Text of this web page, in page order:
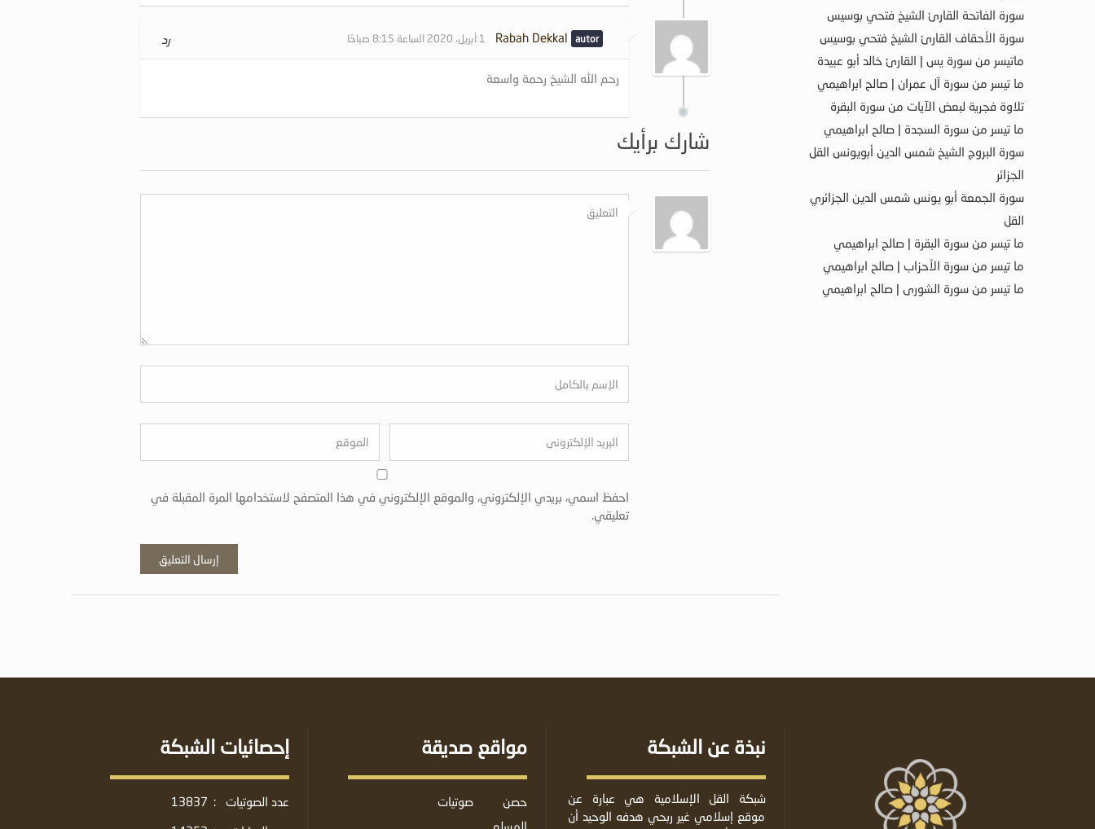
Rabah Dekkal 1 أبريل، 2020 الساعة 8:15 صباحًا رد
رحم الله الشيخ رحمة واسعة
شارك برأيك
احفظ اسمي، بريدي الإلكتروني، والموقع الإلكتروني في هذا المتصفح لاستخدامها المرة المقبلة في
تعليقي.
سورة الفاتحة القارئ الشيخ فتحي بوسيس
سورة الأحقاف القارئ الشيخ فتحي بوسيس
ماتيسر من سورة يس | القارئ خالد أبو عبيدة
ما تيسر من سورة آل عمران | صالح ابراهيمي
تلاوة فجرية لبعض الآيات من سورة البقرة
ما تيسر من سورة السجدة | صالح ابراهيمي
سورة البروج الشيخ شمس الدين أبويونس القل
الجزائر
سورة الجمعة أبو يونس شمس الدين الجزائري
القل
ما تيسر من سورة البقرة | صالح ابراهيمي
ما تيسر من سورة الأحزاب | صالح ابراهيمي
ما تيسر من سورة الشورى | صالح ابراهيمي
نبذة عن الشبكة
شبكة القل الإسلامية هي عبارة عن
موقع إسلامي غير ربحي هدفه الوحيد أن
مواقع صديقة
حصن
المسلم
صوتيات
إحصائيات الشبكة
عدد الصوتيات :
13837